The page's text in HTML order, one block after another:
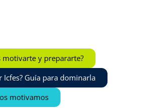
motivarte y prepararte?
Icfes? Guía para dominarla
motivamos